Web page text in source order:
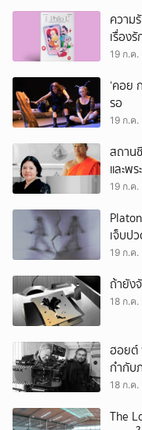
ความ
เรื่อง
เพลโ
19 ก.ค.
‘คอย
รอ
19 ก.ค.
สถาน
และพ
19 ก.ค.
เจ็บป
19 ก.ค.
ถ้ายัง
18 ก.ค.
ฮอยต์
กำกับ
18 ก.ค.
The